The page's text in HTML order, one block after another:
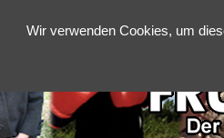
Wir verwenden Cookies, um